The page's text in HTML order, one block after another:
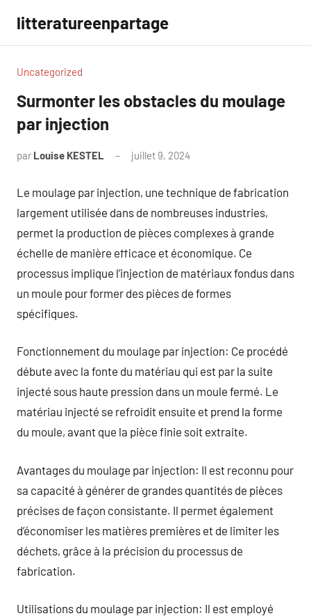
contenu
litteratureenpartage
Uncategorized
Surmonter les obstacles du moulage
par injection
par Louise KESTEL juillet 9, 2024
Le moulage par injection, une technique de fabrication
largement utilisée dans de nombreuses industries,
permet la production de pièces complexes à grande
échelle de manière efficace et économique. Ce
processus implique l’injection de matériaux fondus dans
un moule pour former des pièces de formes
spécifiques.
Fonctionnement du moulage par injection: Ce procédé
débute avec la fonte du matériau qui est par la suite
injecté sous haute pression dans un moule fermé. Le
matériau injecté se refroidit ensuite et prend la forme
du moule, avant que la pièce finie soit extraite.
Avantages du moulage par injection: Il est reconnu pour
sa capacité à générer de grandes quantités de pièces
précises de façon consistante. Il permet également
d’économiser les matières premières et de limiter les
déchets, grâce à la précision du processus de
fabrication.
Utilisations du moulage par injection: Il est employé